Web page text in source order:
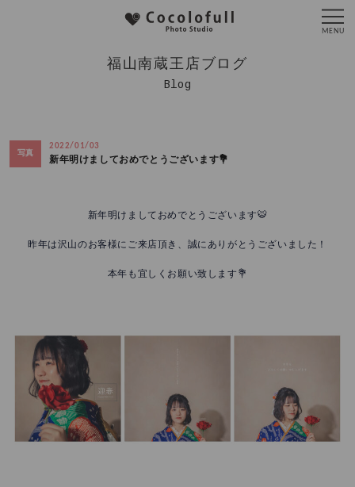
福山南蔵王店ブログ
Blog
写真
2022/01/03
新年明けましておめでとうございます💐
新年明けましておめでとうございます🐯
昨年は沢山のお客様にご来店頂き、誠にありがとうございました！
本年も宜しくお願い致します💐